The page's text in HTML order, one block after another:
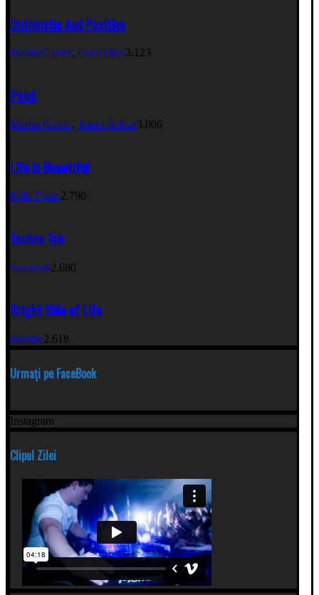
Optimistic And Positive
Martin Garrix, Loco Dice3.123
Paint
Martin Garrix, James Arthur3.006
Life Is Beautiful
Killa Fonic2.790
Techno Tek
Solomun2.680
Bright Side of Life
Bastille2.618
Urmați pe FaceBook
Instagram
Clipul Zilei